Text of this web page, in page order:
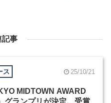
記事
ス 25/10/21
MIDTOWN AWARD
グランプリが決定、受賞